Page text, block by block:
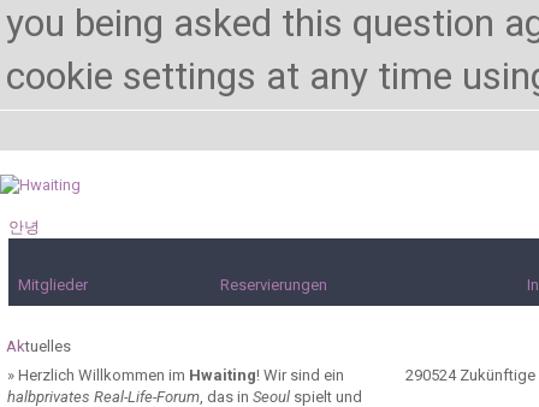
you being asked this question
cookie settings at any time
안녕
Mitglieder Reservierungen
Aktuelles
» Herzlich Willkommen im Hwaiting! Wir sind ein
halbprivates Real-Life-Forum, das in Seoul spielt und
290524Zukünftige